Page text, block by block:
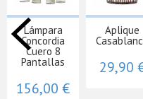
Lámpara
Concordia
Cuero 8
Pantallas
156,00 €
Aplique
29,90